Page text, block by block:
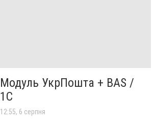
Модуль УкрПошта + BAS /
1C
12:55, 6 серпня